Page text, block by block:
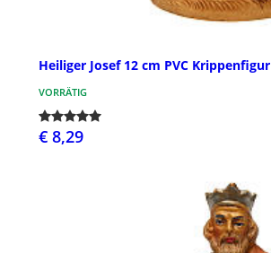
Heiliger Josef 12 cm PVC Krippenfigur
VORRÄTIG
€ 8,29